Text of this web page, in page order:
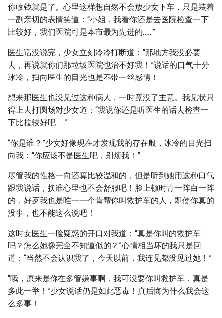
你收钱就是了。心里这样想自然不会放少女下车，只是装着
一副亲切的表情笑道：“小姐，我看你还是去医院检查一下
比较好，我们医院可是本市最为先进的……”
医生话没说完，少女立刻冷冷打断道：“那地方我没必要
去，再说就你们那垃圾医院也治不好我！”说话的口气十分
冰冷，扫向医生的目光也是不带一丝感情！
想来那医生也没见过这种病人，一时竟没了主意。我见状只
得上去打圆场对少女道：“我说你还是听医生的话去检查一
下比拉较好吧……”
“你是谁？”少女好像现在才发现我的存在般，冰冷的目光扫
向我：“你应该不是医生吧，别烦我！”
尽管我的性格一向还算比较温和的，但是听到她用这种口气
跟我说话，换谁心里也不会舒服吧！脸上顿时青一阵白一阵
的，好歹我也是唯一一个肯帮你叫救护车的人，即使你真的
没事，也不能这么说吧！
这时女医生一脸疑惑的开口对我道：“真是你叫的救护车
吗？怎么她像完全不知道似的？”心情相当坏的我只是回
道：“当然不会认识我了，今天以前，我连见都没见过她！”
“哦，原来是你在多管嫌事啊，我可没要你叫救护车，真是
多此一举！”少女说话仍是如此恶毒！真后悔为什么我会这
么多事！